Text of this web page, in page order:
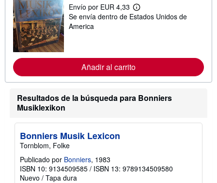
r
e
l
a
s
e
Envío por EUR 4,33
M
á
a
c
ó
t
Se envía dentro de Estados Unidos de
America
Añadir al carrito
Resultados de la búsqueda para Bonniers
Musiklexikon
Bonniers Musik Lexicon
Tornblom, Folke
Publicado por Bonniers, 1983
ISBN 10: 9134509585 / ISBN 13: 9789134509580
Nuevo / Tapa dura